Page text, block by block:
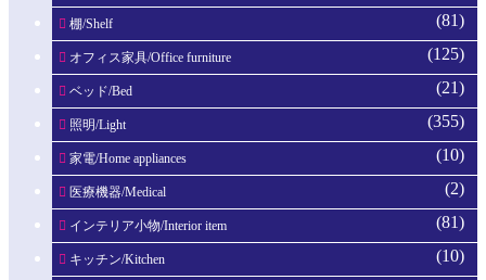
棚/Shelf (81)
オフィス家具/Office furniture (125)
ベッド/Bed (21)
照明/Light (355)
家電/Home appliances (10)
医療機器/Medical (2)
インテリア小物/Interior item (81)
キッチン/Kitchen (10)